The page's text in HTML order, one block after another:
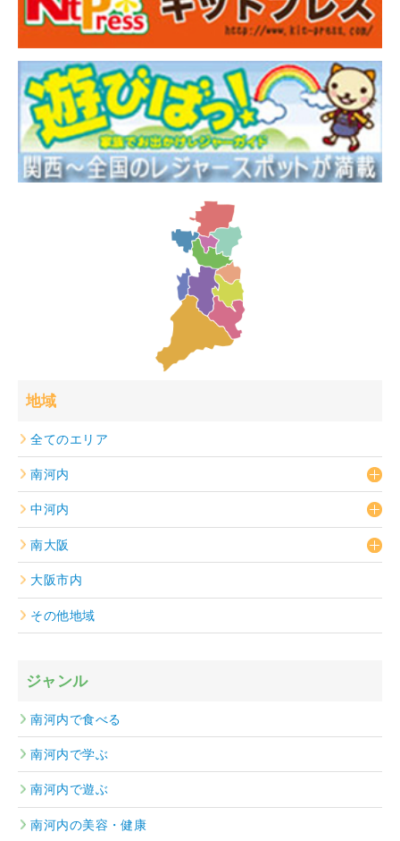
地域
全てのエリア
南河内
中河内
南大阪
大阪市内
その他地域
ジャンル
南河内で食べる
南河内で学ぶ
南河内で遊ぶ
南河内の美容・健康